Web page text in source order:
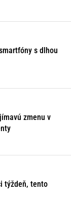
s dlhou
zmenu v
týždeň, tento